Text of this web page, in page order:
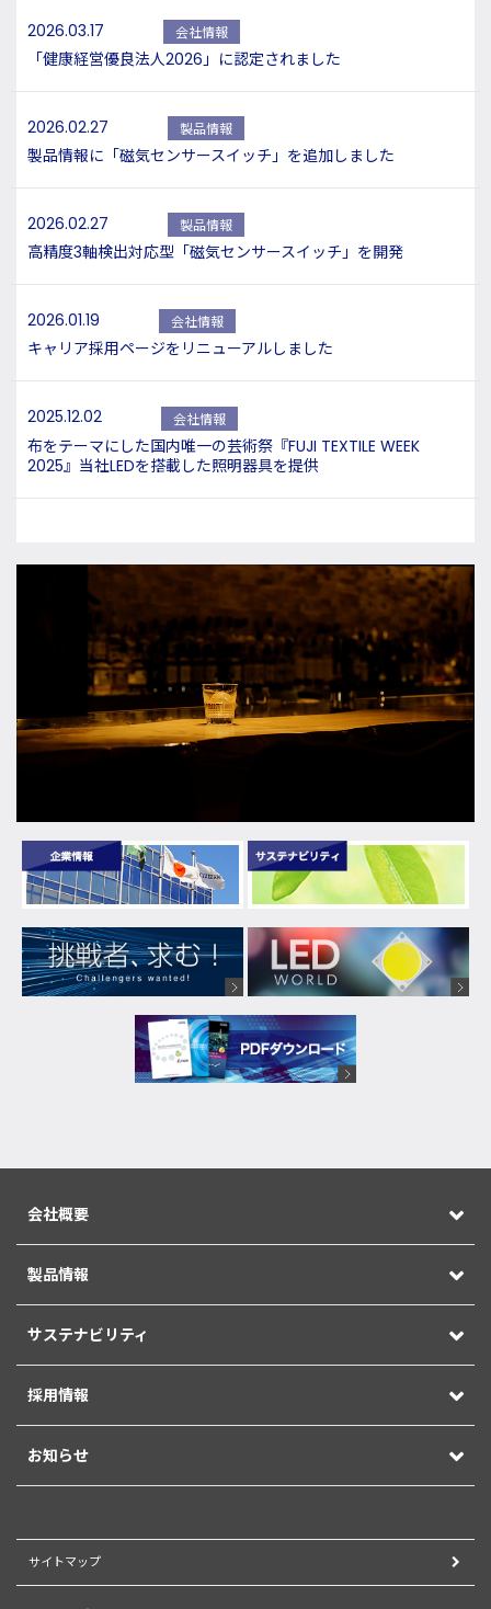
2026.03.17 会社情報
「健康経営優良法人2026」に認定されました
2026.02.27 製品情報
製品情報に「磁気センサースイッチ」を追加しました
2026.02.27 製品情報
高精度3軸検出対応型「磁気センサースイッチ」を開発
2026.01.19 会社情報
キャリア採用ページをリニューアルしました
2025.12.02 会社情報
布をテーマにした国内唯一の芸術祭『FUJI TEXTILE WEEK
2025』当社LEDを搭載した照明器具を提供
会社概要
製品情報
サステナビリティ
採用情報
お知らせ
サイトマップ